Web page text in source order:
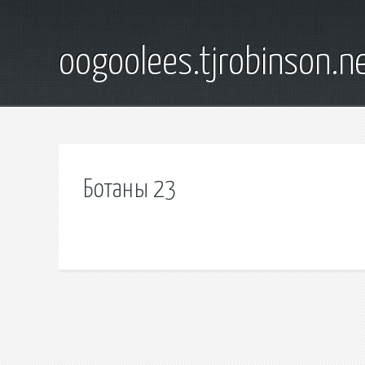
Ботаны 23